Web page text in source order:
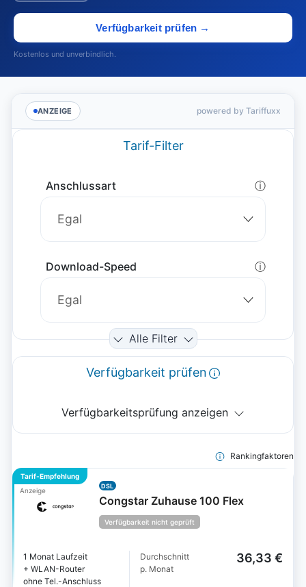
Verfügbarkeit prüfen →
Kostenlos und unverbindlich.
ANZEIGE powered by Tariffuxx